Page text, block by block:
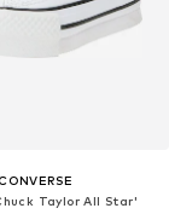
Taylor All Star'